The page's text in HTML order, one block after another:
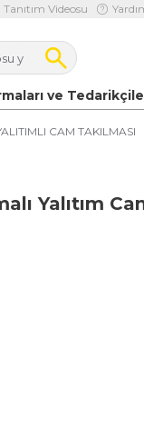
Tanıtım Videosu
ve
CAM TAKILMASI
Yalıtım